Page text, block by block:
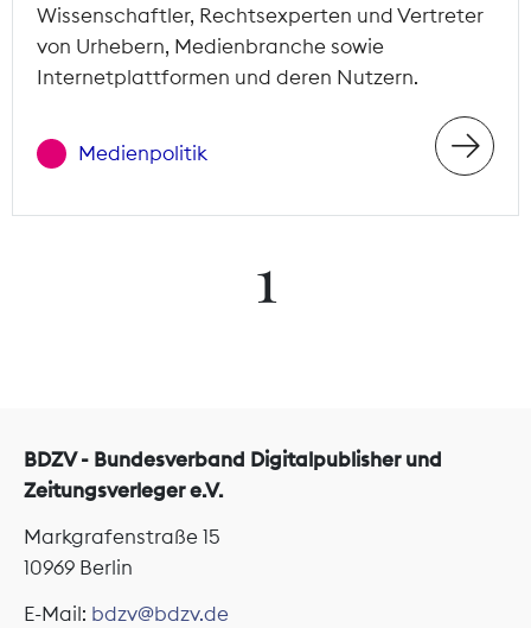
Wissenschaftler, Rechtsexperten und Vertreter
von Urhebern, Medienbranche sowie
Internetplattformen und deren Nutzern.
Medienpolitik
1
BDZV - Bundesverband Digitalpublisher und
Zeitungsverleger e.V.
Markgrafenstraße 15
10969 Berlin
E-Mail: bdzv@bdzv.de